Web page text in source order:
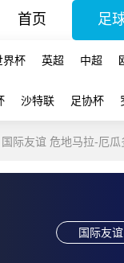
首页 足
界杯 英超 中超
沙特联 足协杯
际友谊 危地马拉-厄瓜
国际友谊